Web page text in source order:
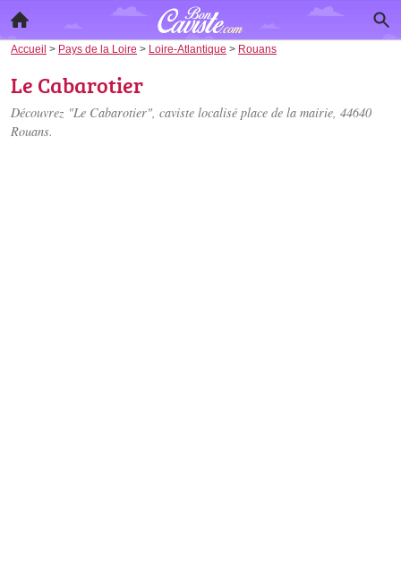
Accueil > Pays de la Loire > Loire-Atlantique > Rouans
Le Cabarotier
Découvrez "Le Cabarotier", caviste localisé place de la mairie, 44640
Rouans.